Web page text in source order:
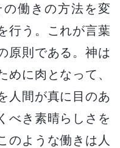
働きの方法を変
行う。これが言葉
原則である。神は
めに肉となって、
人間が真に目のあ
べき素晴らしさを
のような働きは人